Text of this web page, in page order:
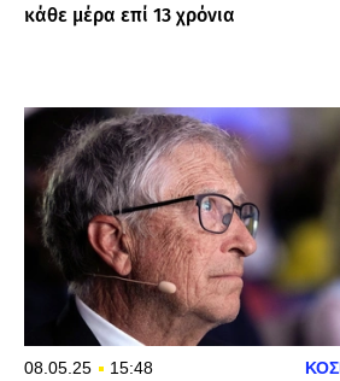
κάθε μέρα επί 13 χρόνια
08.05.25 15:48